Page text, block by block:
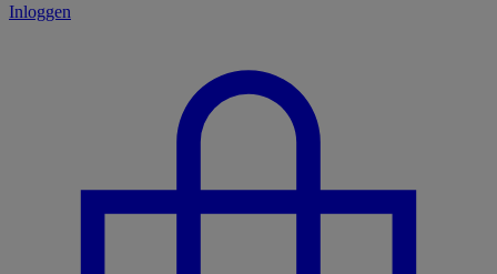
Inloggen